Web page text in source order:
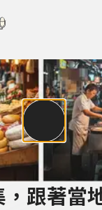
節目名稱、主持人
跟著當